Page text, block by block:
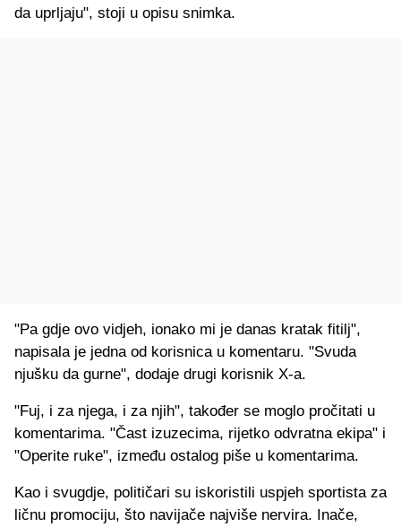
da uprljaju", stoji u opisu snimka.
"Pa gdje ovo vidjeh, ionako mi je danas kratak fitilj",
napisala je jedna od korisnica u komentaru. "Svuda
njušku da gurne", dodaje drugi korisnik X-a.
"Fuj, i za njega, i za njih", također se moglo pročitati u
komentarima. "Čast izuzecima, rijetko odvratna ekipa" i
"Operite ruke", između ostalog piše u komentarima.
Kao i svugdje, političari su iskoristili uspjeh sportista za
ličnu promociju, što navijače najviše nervira. Inače,